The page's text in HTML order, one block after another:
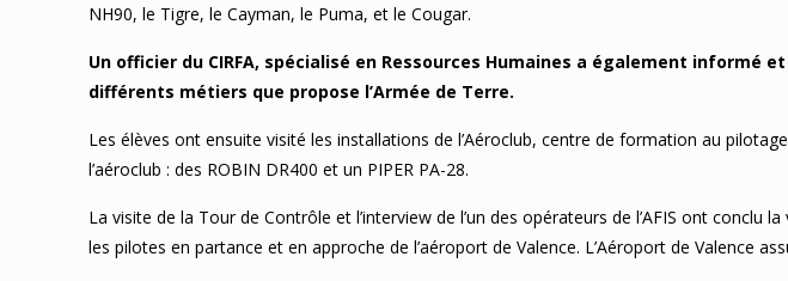
NH90, le Tigre, le Cayman, le Puma, et le Cougar.
Un officier du CIRFA, spécialisé en Ressources Humaines a également
différents métiers que propose l’Armée de Terre.
Les élèves ont ensuite visité les installations de l’Aéroclub, centre de formation au
l’aéroclub : des ROBIN DR400 et un PIPER PA-28.
La visite de la Tour de Contrôle et l’interview de l’un des opérateurs de l’AFIS ont
les pilotes en partance et en approche de l’aéroport de Valence. L’Aéroport de Valence